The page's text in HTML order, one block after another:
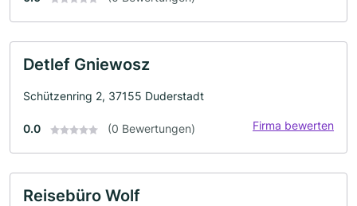
Detlef Gniewosz
Schützenring 2, 37155 Duderstadt
0.0 (0 Bewertungen) Firma bewerten
Reisebüro Wolf